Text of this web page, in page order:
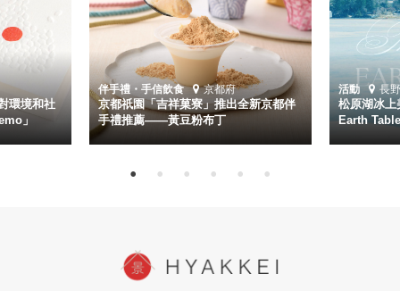
環境和社
」
伴手禮・手信飲食 京都府
京都祇園「吉祥菓寮」推出全新京都伴
手禮推薦——黃豆粉布丁
活動 長
松原湖冰
Earth